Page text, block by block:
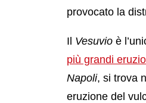
provocato la
Il Vesuvio è
più grandi
Napoli, si trova
eruzione del